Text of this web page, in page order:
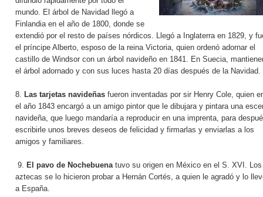
mundo. El árbol de Navidad llegó a
Finlandia en el año de 1800, donde se
extendió por el resto de países nórdicos. Llegó a Inglaterra en 1829, y
el príncipe Alberto, esposo de la reina Victoria, quien ordenó adornar el
castillo de Windsor con un árbol navideño en 1841. En Suecia,
el árbol adornado y con sus luces hasta 20 días después de la Navidad.
8. Las tarjetas navideñas fueron inventadas por sir Henry Cole, quien
el año 1843 encargó a un amigo pintor que le dibujara y pintara una
navideña, que luego mandaría a reproducir en una imprenta, para
escribirle unos breves deseos de felicidad y firmarlas y enviarlas a los
amigos y familiares.
9. El pavo de Nochebuena tuvo su origen en México en el S. XVI. Los
aztecas se lo hicieron probar a Hernán Cortés, a quien le agradó y lo
a España.